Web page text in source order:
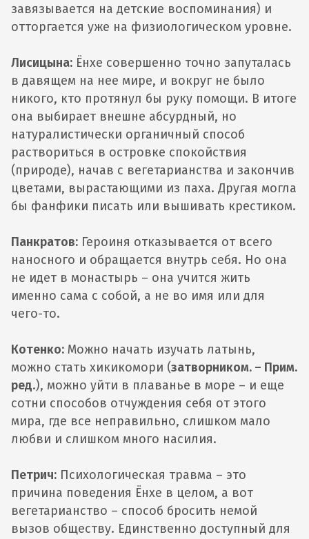
завязывается на детские воспоминания) и
отторгается уже на физиологическом уровне.
Лисицына: Ёнхе совершенно точно запуталась
в давящем на нее мире, и вокруг не было
никого, кто протянул бы руку помощи. В итоге
она выбирает внешне абсурдный, но
натуралистически органичный способ
раствориться в островке спокойствия
(природе), начав с вегетарианства и закончив
цветами, вырастающими из паха. Другая могла
бы фанфики писать или вышивать крестиком.
Панкратов: Героиня отказывается от всего
наносного и обращается внутрь себя. Но она
не идет в монастырь – она учится жить
именно сама с собой, а не во имя или для
чего-то.
Котенко: Можно начать изучать латынь,
можно стать хикикомори (затворником. – Прим.
ред.), можно уйти в плаванье в море – и еще
сотни способов отчуждения себя от этого
мира, где все неправильно, слишком мало
любви и слишком много насилия.
Петрич: Психологическая травма – это
причина поведения Ёнхе в целом, а вот
вегетарианство – способ бросить немой
вызов обществу. Единственно доступный для